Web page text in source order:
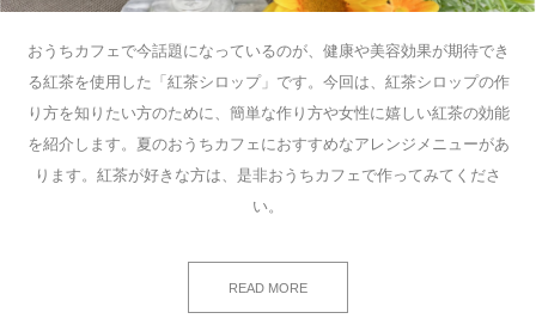
おうちカフェで今話題になっているのが、健康や美容効果が期待でき
る紅茶を使用した「紅茶シロップ」です。今回は、紅茶シロップの作
り方を知りたい方のために、簡単な作り方や女性に嬉しい紅茶の効能
を紹介します。夏のおうちカフェにおすすめなアレンジメニューがあ
ります。紅茶が好きな方は、是非おうちカフェで作ってみてくださ
い。
READ MORE